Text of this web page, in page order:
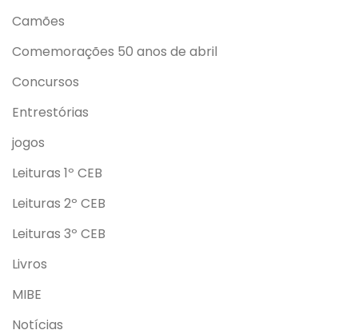
Camões
Comemorações 50 anos de abril
Concursos
Entrestórias
jogos
Leituras 1º CEB
Leituras 2º CEB
Leituras 3º CEB
Livros
MIBE
Notícias